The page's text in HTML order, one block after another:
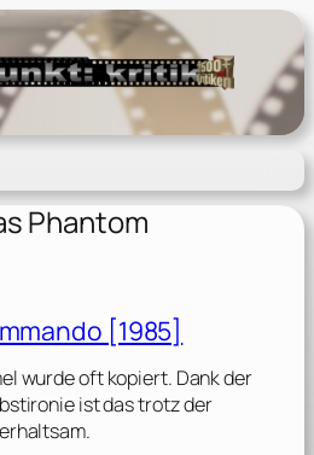
Phantom
[1985]
wurde oft kopiert. Dank der
ist das trotz der